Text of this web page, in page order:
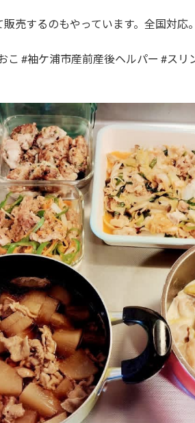
売するのもやっています。全国対応。
こ #袖ケ浦市産前産後ヘルパー #スリ